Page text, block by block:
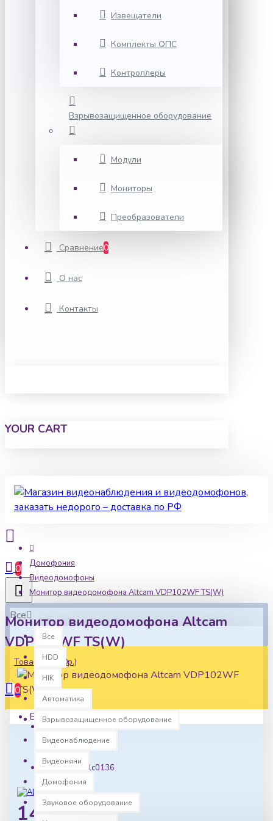
Извещатели
Комплекты ОПС
Контроллеры
Взрывозащищенное оборудование
Модули
Мониторы
Преобразователи
Сравнение0
О нас
Контакты
YOUR CART
0
Все
Все
HDD
HIK
Автоматика
Взрывозащищенное оборудование
Видеонаблюдение
Видеоняни
Домофония
Звуковое оборудование
Товаров: 0 (0р.)
0
Ваша корзина пуста!
Домофония
Видеодомофоны
Монитор видеодомофона Altcam VDP102WF TS(W)
Монитор видеодомофона Altcam
VDP102WF TS(W)
14000р.
Наличие:
Артикул:
alc0136